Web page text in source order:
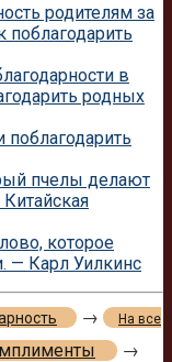
родителям за
поблагодарить
в
родных
поблагодарить
пчелы делают
которое
— Карл Уилкинс
→ На все
→